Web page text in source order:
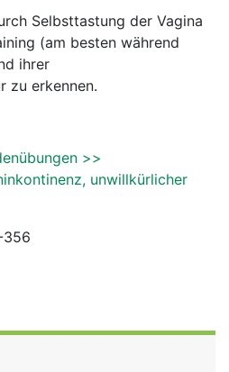
Selbsttastung der Vagina
(am besten während
ihrer
zu erkennen.
>>
unwillkürlicher
356